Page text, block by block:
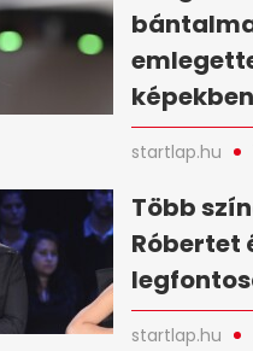
képekben
startlap.hu
Több
Róbertet
startlap.hu